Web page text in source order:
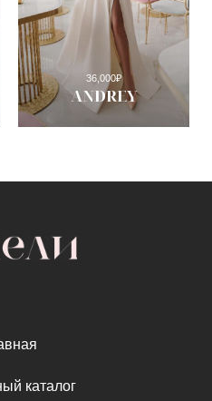
ANDREY
36,000₽
каталог